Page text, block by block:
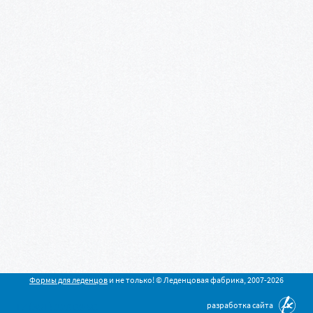
Формы для леденцов и не только! © Леденцовая фабрика, 2007-2026
разработка сайта